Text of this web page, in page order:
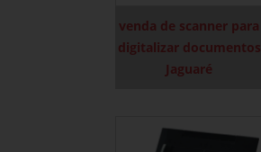
venda de scanner para
digitalizar documentos
Jaguaré